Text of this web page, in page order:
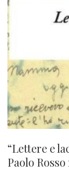
“Lettere e
Paolo